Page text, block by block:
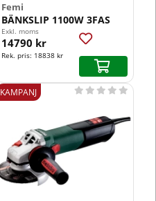
Femi
BÄNKSLIP 1100W 3FAS
Exkl. moms
14790 kr
Rek. pris: 18838 kr
KAMPANJ     